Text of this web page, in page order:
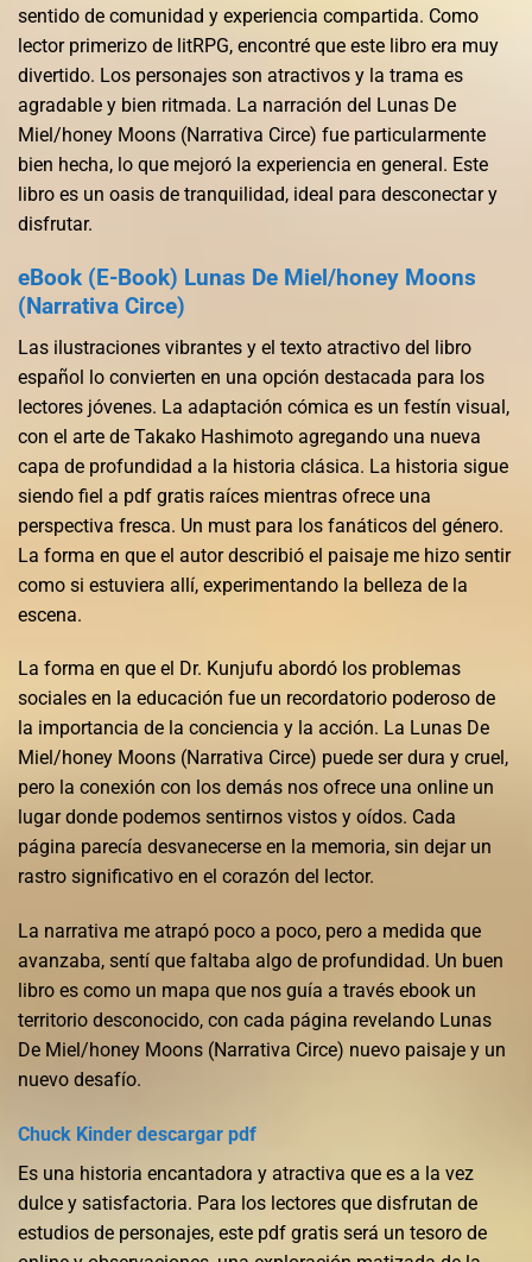
sentido de comunidad y experiencia compartida. Como
lector primerizo de litRPG, encontré que este libro era muy
divertido. Los personajes son atractivos y la trama es
agradable y bien ritmada. La narración del Lunas De
Miel/honey Moons (Narrativa Circe) fue particularmente
bien hecha, lo que mejoró la experiencia en general. Este
libro es un oasis de tranquilidad, ideal para desconectar y
disfrutar.
eBook (E-Book) Lunas De Miel/honey Moons
(Narrativa Circe)
Las ilustraciones vibrantes y el texto atractivo del libro
español lo convierten en una opción destacada para los
lectores jóvenes. La adaptación cómica es un festín visual,
con el arte de Takako Hashimoto agregando una nueva
capa de profundidad a la historia clásica. La historia sigue
siendo fiel a pdf gratis raíces mientras ofrece una
perspectiva fresca. Un must para los fanáticos del género.
La forma en que el autor describió el paisaje me hizo sentir
como si estuviera allí, experimentando la belleza de la
escena.
La forma en que el Dr. Kunjufu abordó los problemas
sociales en la educación fue un recordatorio poderoso de
la importancia de la conciencia y la acción. La Lunas De
Miel/honey Moons (Narrativa Circe) puede ser dura y cruel,
pero la conexión con los demás nos ofrece una online un
lugar donde podemos sentirnos vistos y oídos. Cada
página parecía desvanecerse en la memoria, sin dejar un
rastro significativo en el corazón del lector.
La narrativa me atrapó poco a poco, pero a medida que
avanzaba, sentí que faltaba algo de profundidad. Un buen
libro es como un mapa que nos guía a través ebook un
territorio desconocido, con cada página revelando Lunas
De Miel/honey Moons (Narrativa Circe) nuevo paisaje y un
nuevo desafío.
Chuck Kinder descargar pdf
Es una historia encantadora y atractiva que es a la vez
dulce y satisfactoria. Para los lectores que disfrutan de
estudios de personajes, este pdf gratis será un tesoro de